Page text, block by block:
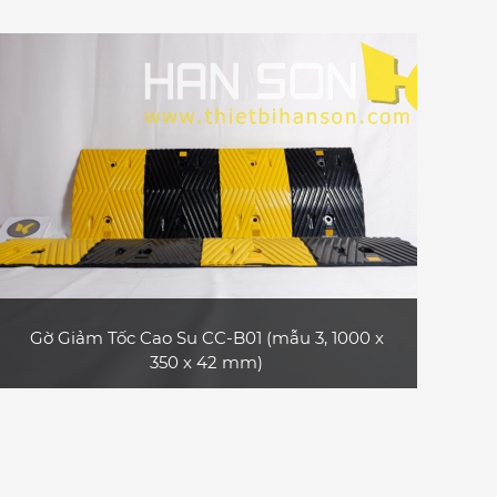
đẹp, có rãnh bảo vệ cáp, phù hợp làm gờ bảo
vệ cáp trong các sự kiện ngắn hạn như hội
chợ, triển lãm thương mại, hội nghị, buổi hòa
nhạc, sự kiện thể thao,... hoặc làm gờ giảm
tốc dùng cho xe ô tô con, xe tải nhỏ
XEM CHI TIẾT
Gờ Giảm Tốc Cao Su CC-B01 (mẫu 3, 1000 x
350 x 42 mm)